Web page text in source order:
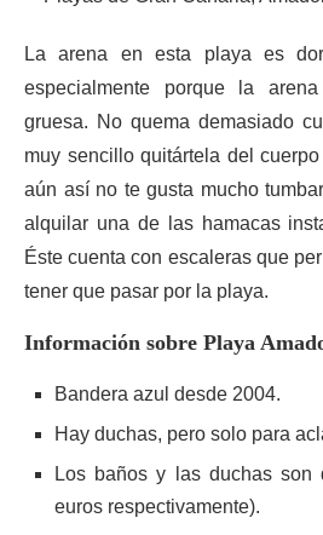
La arena en esta playa es
especialmente porque la
gruesa. No quema demasiado
muy sencillo quitártela del
aún así no te gusta mucho
alquilar una de las hamacas
Éste cuenta con escaleras que
tener que pasar por la playa.
Información sobre Playa
Bandera azul desde 2004.
Hay duchas, pero solo para
Los baños y las duchas
euros respectivamente).